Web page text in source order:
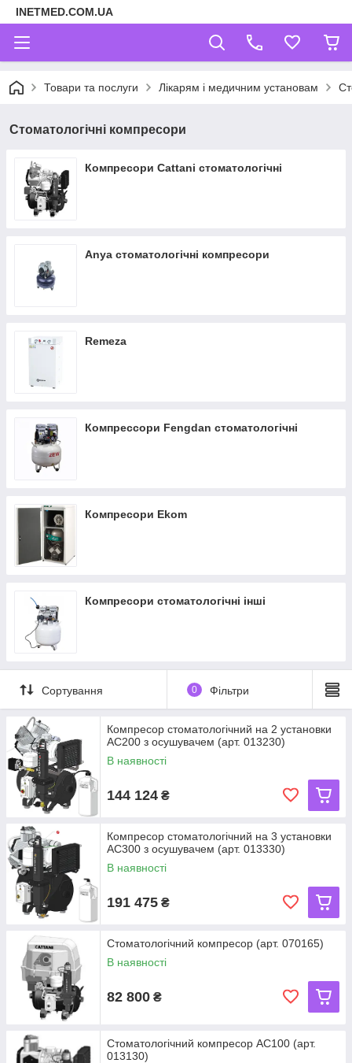
INETMED.COM.UA
Товари та послуги Лікарям і медичним установам
Стоматологічні компресори
Компресори Cattani стоматологічні
Anya стоматологічні компресори
Remeza
Компрессори Fengdan стоматологічні
Компресори Ekom
Компресори стоматологічні інші
Сортування 0 Фільтри
Компресор стоматологічний на 2 установки
AC200 з осушувачем (арт. 013230)
В наявності
144 124 ₴
Компресор стоматологічний на 3 установки
AC300 з осушувачем (арт. 013330)
В наявності
191 475 ₴
Стоматологічний компресор (арт. 070165)
В наявності
82 800 ₴
Стоматологічний компресор AC100 (арт.
013130)